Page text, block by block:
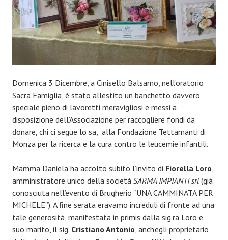
Domenica 3 Dicembre, a Cinisello Balsamo, nell’oratorio
Sacra Famiglia, è stato allestito un banchetto davvero
speciale pieno di lavoretti meravigliosi e messi a
disposizione dell’Associazione per raccogliere fondi da
donare, chi ci segue lo sa, alla Fondazione Tettamanti di
Monza per la ricerca e la cura contro le leucemie infantili.
Mamma Daniela ha accolto subito l’invito di Fiorella Loro,
amministratore unico della società SARMA IMPIANTI srl (già
conosciuta nell’evento di Brugherio “UNA CAMMINATA PER
MICHELE”). A fine serata eravamo increduli di fronte ad una
tale generosità, manifestata in primis dalla sig.ra Loro e
suo marito, il sig. Cristiano Antonio, anch’egli proprietario